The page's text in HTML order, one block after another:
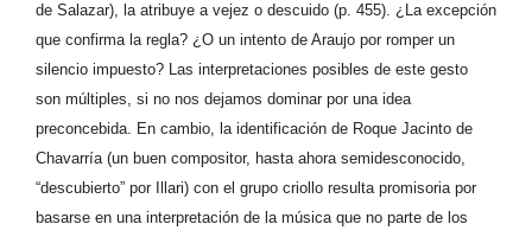
de Salazar), la atribuye a vejez o descuido (p. 455). ¿La excepción
que confirma la regla? ¿O un intento de Araujo por romper un
silencio impuesto? Las interpretaciones posibles de este gesto
son múltiples, si no nos dejamos dominar por una idea
preconcebida. En cambio, la identificación de Roque Jacinto de
Chavarría (un buen compositor, hasta ahora semidesconocido,
“descubierto” por Illari) con el grupo criollo resulta promisoria por
basarse en una interpretación de la música que no parte de los